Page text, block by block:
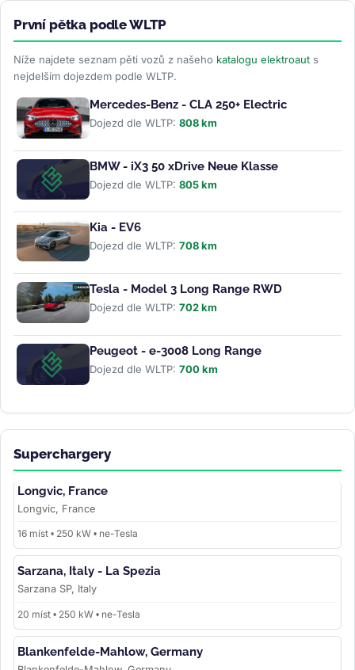
První pětka podle WLTP
Níže najdete seznam pěti vozů z našeho katalogu elektroaut s
nejdelším dojezdem podle WLTP.
Mercedes-Benz - CLA 250+ Electric
Dojezd dle WLTP: 808 km
BMW - iX3 50 xDrive Neue Klasse
Dojezd dle WLTP: 805 km
Kia - EV6
Dojezd dle WLTP: 708 km
Tesla - Model 3 Long Range RWD
Dojezd dle WLTP: 702 km
Peugeot - e-3008 Long Range
Dojezd dle WLTP: 700 km
Superchargery
Longvic, France
Longvic, France
16 míst • 250 kW • ne-Tesla
Sarzana, Italy - La Spezia
Sarzana SP, Italy
20 míst • 250 kW • ne-Tesla
Blankenfelde-Mahlow, Germany